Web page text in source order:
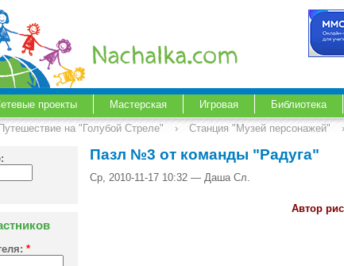
проекты Мастерская Игровая Библиотека
Путешествие на "Голубой Стреле" › Станция "Музей персонажей" ›
*
Пазл №3 от команды "Радуга"
Ср, 2010-11-17 10:32 — Даша Сл.
Автор